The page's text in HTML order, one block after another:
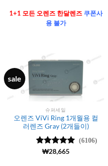
가됨
1+1 모든 오렌즈 한달렌즈쿠폰사
용 불가
sale
슈퍼세일
오렌즈 ViVi Ring 1개월용 컬
러렌즈 Gray (2개들이)
5 중에서
(6106)
₩28,665